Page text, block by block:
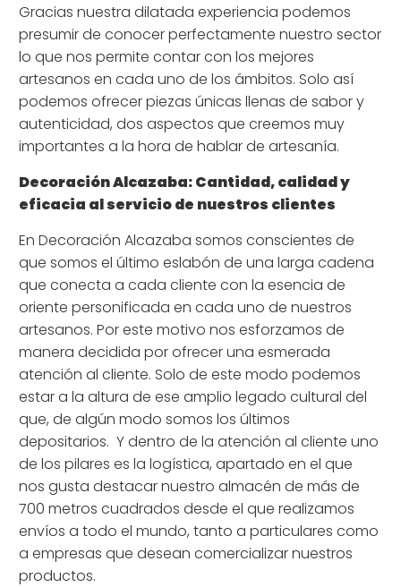
Gracias nuestra dilatada experiencia podemos
presumir de conocer perfectamente nuestro sector
lo que nos permite contar con los mejores
artesanos en cada uno de los ámbitos. Solo así
podemos ofrecer piezas únicas llenas de sabor y
autenticidad, dos aspectos que creemos muy
importantes a la hora de hablar de artesanía.
Decoración Alcazaba: Cantidad, calidad y
eficacia al servicio de nuestros clientes
En Decoración Alcazaba somos conscientes de
que somos el último eslabón de una larga cadena
que conecta a cada cliente con la esencia de
oriente personificada en cada uno de nuestros
artesanos. Por este motivo nos esforzamos de
manera decidida por ofrecer una esmerada
atención al cliente. Solo de este modo podemos
estar a la altura de ese amplio legado cultural del
que, de algún modo somos los últimos
depositarios. Y dentro de la atención al cliente uno
de los pilares es la logística, apartado en el que
nos gusta destacar nuestro almacén de más de
700 metros cuadrados desde el que realizamos
envíos a todo el mundo, tanto a particulares como
a empresas que desean comercializar nuestros
productos.